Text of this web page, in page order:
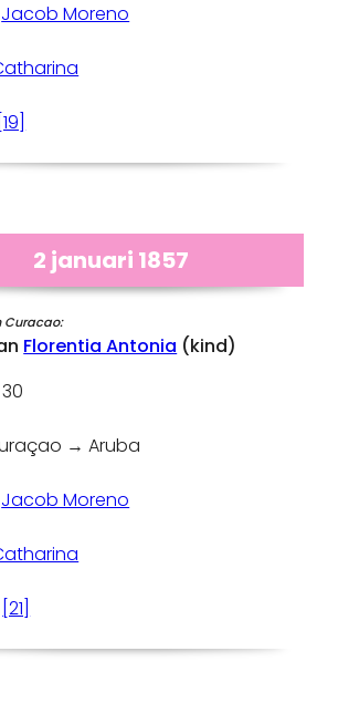
Jacob Moreno
[19]
2 januari 1857
Curacao:
Florentia Antonia (kind)
→ Aruba
Jacob Moreno
[21]